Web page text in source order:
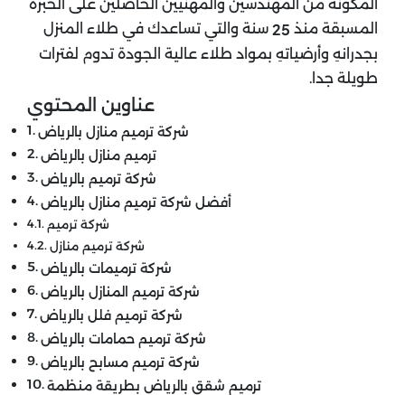
المكونة من المهندسين والمهنيين الحاصلين على الخبرة
المسبقة منذ 25 سنة والتي تساعدك في طلاء المنزل
بجدرانهِ وأرضياتهِ بمواد طلاء عالية الجودة تدوم لفترات
طويلة جدا.
عناوين المحتوي
شركة ترميم منازل بالرياض
ترميم منازل بالرياض
شركة ترميم بالرياض
أفضل شركة ترميم منازل بالرياض
شركة ترميم
شركة ترميم منازل
شركة ترميمات بالرياض
شركة ترميم المنازل بالرياض
شركة ترميم فلل بالرياض
شركة ترميم حمامات بالرياض
شركة ترميم مسابح بالرياض
ترميم شقق بالرياض بطريقة منظمة